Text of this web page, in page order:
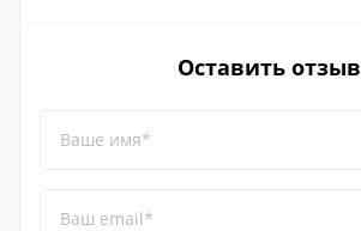
Оставить отзыв
Ваше имя*
Ваш email*